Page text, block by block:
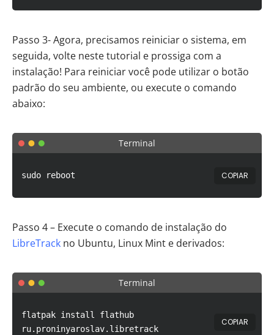
Passo 3- Agora, precisamos reiniciar o sistema, em
seguida, volte neste tutorial e prossiga com a
instalação! Para reiniciar você pode utilizar o botão
padrão do seu ambiente, ou execute o comando
abaixo:
Terminal
sudo reboot COPIAR
Passo 4 – Execute o comando de instalação do
LibreTrack no Ubuntu, Linux Mint e derivados:
Terminal
flatpak install flathub
ru.proninyaroslav.libretrack
COPIAR